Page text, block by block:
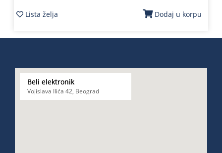
Lista želja Dodaj u korpu
Beli elektronik
Vojislava Ilića 42, Beograd